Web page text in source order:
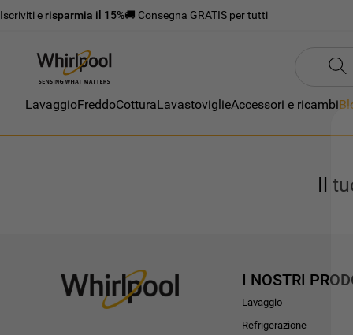
Iscriviti e risparmia il 15%🚚 Consegna GRATIS per tutti
LavaggioFreddoCotturaLavastoviglieAccessori e ricambi
Il
I NOSTRI
Lavaggio
Refrigerazione